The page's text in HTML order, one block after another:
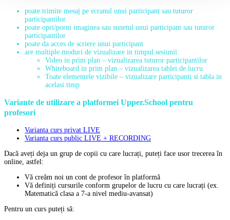
poate trimite mesaj pe ecranul unui participant sau tuturor
participantilor
poate opri/porni imaginea sau sunetul unui participant sau tuturor
participantilor
poate da acces de scriere unui participant
are multiple moduri de vizualizare in timpul sesiunii:
Video in prim plan – vizualizarea tuturor participantilor
Whiteboard in prim plan – vizualizarea tablei de lucru
Toate elementele vizibile – vizualizare participanti si tabla in
acelasi timp
Variante de utilizare a platformei Upper.School pentru
profesori
Varianta curs privat LIVE
Varianta curs public LIVE + RECORDING
Dacă aveți deja un grup de copii cu care lucrați, puteți face usor trecerea în
online, astfel:
Vă creăm noi un cont de profesor în platformă
Vă definiți cursurile conform grupelor de lucru cu care lucrați (ex.
Matematică clasa a 7-a nivel mediu-avansat)
Pentru un curs puteți să: